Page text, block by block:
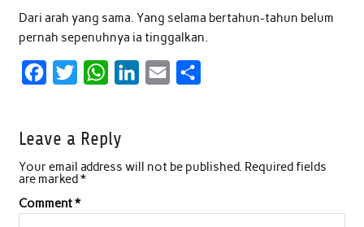
Dari arah yang sama. Yang selama bertahun-tahun belum
pernah sepenuhnya ia tinggalkan.
e
b
o
t
e
r
W
t
s
p
e
I
l
e
Leave a Reply
Your email address will not be published. Required fields
are marked*
Comment*